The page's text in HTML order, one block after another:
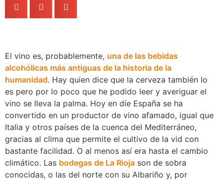
El vino es, probablemente, una de las bebidas
alcohólicas más antiguas de la historia de la
humanidad. Hay quien dice que la cerveza también lo
es pero por lo poco que he podido leer y averiguar el
vino se lleva la palma. Hoy en díe España se ha
convertido en un productor de vino afamado, igual que
Italia y otros países de la cuenca del Mediterráneo,
gracias al clima que permite el cultivo de la vid con
bastante facilidad. O al menos así era hasta el cambio
climático. Las bodegas de La Rioja son de sobra
conocidas, o las del norte con su Albariño y, por